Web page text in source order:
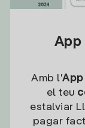
App
Amb l'
el teu
estalviar
pagar